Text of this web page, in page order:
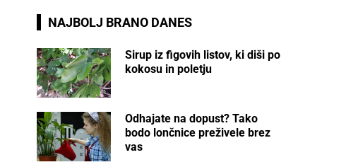
NAJBOLJ BRANO DANES
Sirup iz figovih listov, ki diši po
kokosu in poletju
Odhajate na dopust? Tako
bodo lončnice preživele brez
vas